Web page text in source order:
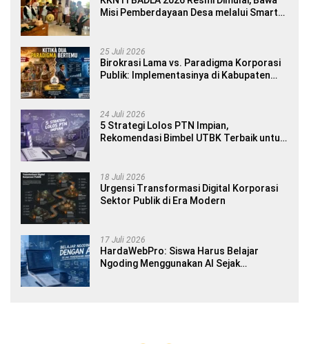
Misi Pemberdayaan Desa melalui Smart
25 Juli 2026
Birokrasi Lama vs. Paradigma Korporasi
Publik: Implementasinya di Kabupaten
24 Juli 2026
5 Strategi Lolos PTN Impian,
Rekomendasi Bimbel UTBK Terbaik untuk
18 Juli 2026
Urgensi Transformasi Digital Korporasi
Sektor Publik di Era Modern
17 Juli 2026
HardaWebPro: Siswa Harus Belajar
Ngoding Menggunakan AI Sejak